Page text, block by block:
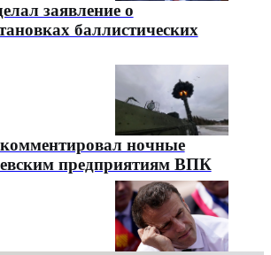
заявление о
баллистических
ночные
предприятиям ВПК